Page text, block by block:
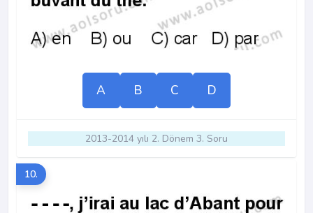
A B C D
2013-2014 yılı 2. Dönem 3. Soru
10.